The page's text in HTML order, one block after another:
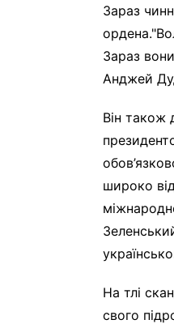
Зараз
Зараз
Анджей
Він також
широко
На тлі
свого